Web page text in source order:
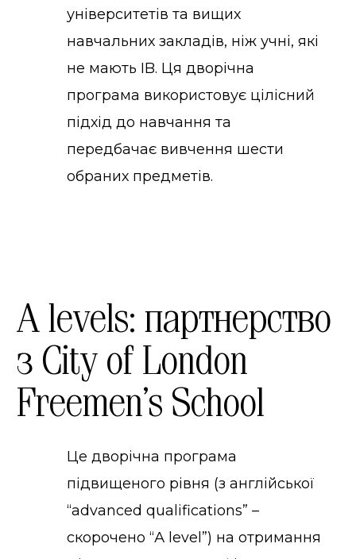
університетів та вищих
навчальних закладів, ніж учні, які
не мають IB. Ця дворічна
програма використовує цілісний
підхід до навчання та
передбачає вивчення шести
обраних предметів.
A levels: партнерство
з City of London
Freemen's School
Це дворічна програма
підвищеного рівня (з англійської
“advanced qualifications” –
скорочено “А level”) на отримання